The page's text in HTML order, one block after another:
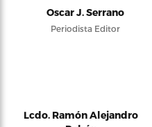
Oscar J. Serrano
Periodista Editor
Lcdo. Ramón Alejandro